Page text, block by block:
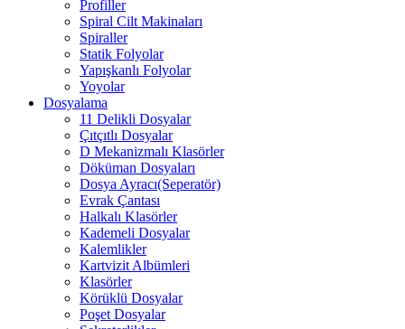
Profiller
Spiral Cilt Makinaları
Spiraller
Statik Folyolar
Yapışkanlı Folyolar
Yoyolar
Dosyalama
11 Delikli Dosyalar
Çıtçıtlı Dosyalar
D Mekanizmalı Klasörler
Döküman Dosyaları
Dosya Ayracı(Seperatör)
Evrak Çantası
Halkalı Klasörler
Kademeli Dosyalar
Kalemlikler
Kartvizit Albümleri
Klasörler
Körüklü Dosyalar
Poşet Dosyalar